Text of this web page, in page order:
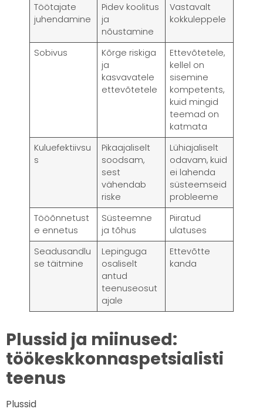
Töötajate
juhendamine
Pidev koolitus
ja
nõustamine
Vastavalt
kokkuleppele
Sobivus
Kõrge riskiga
ja
kasvavatele
ettevõtetele
Ettevõtetele,
kellel on
sisemine
kompetents,
kuid mingid
teemad on
katmata
Kuluefektiivsu
s
Pikaajaliselt
soodsam,
sest
vähendab
riske
Lühiajaliselt
odavam, kuid
ei lahenda
süsteemseid
probleeme
Tööõnnetust
e ennetus
Süsteemne
ja tõhus
Piiratud
ulatuses
Seadusandlu
se täitmine
Lepinguga
osaliselt
antud
teenuseosut
ajale
Ettevõtte
kanda
Plussid ja miinused:
töökeskkonnaspetsialisti
teenus
Plussid